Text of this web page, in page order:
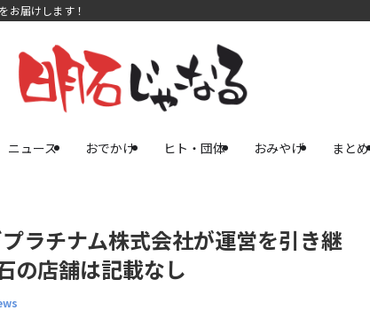
お届けします！
ニュース おでかけ ヒト・団体 おみやげ まとめ
ラチナム株式会社が運営を引き継
の店舗は記載なし